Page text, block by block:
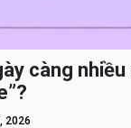
càng
2026